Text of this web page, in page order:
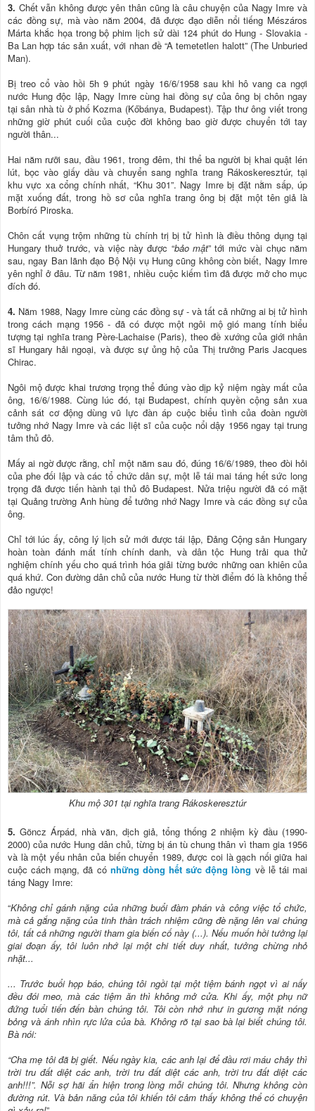
3. Chết vẫn không được yên thân cũng là câu chuyện của Nagy Imre và
các đồng sự, mà vào năm 2004, đã được đạo diễn nổi tiếng Mészáros
Márta khắc họa trong bộ phim lịch sử dài 124 phút do Hung - Slovakia -
Ba Lan hợp tác sản xuất, với nhan đề “A temetetlen halott” (The Unburied
Man).
Bị treo cổ vào hồi 5h 9 phút ngày 16/6/1958 sau khi hô vang ca ngợi
nước Hung độc lập, Nagy Imre cùng hai đồng sự của ông bị chôn ngay
tại sân nhà tù ở phố Kozma (Kőbánya, Budapest). Tập thư ông viết trong
những giờ phút cuối của cuộc đời không bao giờ được chuyển tới tay
người thân...
Hai năm rưỡi sau, đầu 1961, trong đêm, thi thể ba người bị khai quật lén
lút, bọc vào giấy dầu và chuyển sang nghĩa trang Rákoskeresztúr, tại
khu vực xa cổng chính nhất, “Khu 301”. Nagy Imre bị đặt nằm sấp, úp
mặt xuống đất, trong hồ sơ của nghĩa trang ông bị đặt một tên giả là
Borbíró Piroska.
Chôn cất vụng trộm những tù chính trị bị tử hình là điều thông dụng tại
Hungary thuở trước, và việc này được “bảo mật” tới mức vài chục năm
sau, ngay Ban lãnh đạo Bộ Nội vụ Hung cũng không còn biết, Nagy Imre
yên nghỉ ở đâu. Từ năm 1981, nhiều cuộc kiếm tìm đã được mở cho mục
đích đó.
4. Năm 1988, Nagy Imre cùng các đồng sự - và tất cả những ai bị tử hình
trong cách mạng 1956 - đã có được một ngôi mộ gió mang tính biểu
tượng tại nghĩa trang Père-Lachaise (Paris), theo đề xướng của giới nhân
sĩ Hungary hải ngoại, và được sự ủng hộ của Thị trưởng Paris Jacques
Chirac.
Ngôi mộ được khai trương trọng thể đúng vào dịp kỷ niệm ngày mất của
ông, 16/6/1988. Cùng lúc đó, tại Budapest, chính quyền cộng sản xua
cảnh sát cơ động dùng vũ lực đàn áp cuộc biểu tình của đoàn người
tưởng nhớ Nagy Imre và các liệt sĩ của cuộc nổi dậy 1956 ngay tại trung
tâm thủ đô.
Mấy ai ngờ được rằng, chỉ một năm sau đó, đúng 16/6/1989, theo đòi hỏi
của phe đối lập và các tổ chức dân sự, một lễ tái mai táng hết sức long
trọng đã được tiến hành tại thủ đô Budapest. Nửa triệu người đã có mặt
tại Quảng trường Anh hùng để tưởng nhớ Nagy Imre và các đồng sự của
ông.
Chỉ tới lúc ấy, công lý lịch sử mới được tái lập, Đảng Cộng sản Hungary
hoàn toàn đánh mất tính chính danh, và dân tộc Hung trải qua thử
nghiệm chính yếu cho quá trình hóa giải từng bước những oan khiên của
quá khứ. Con đường dân chủ của nước Hung từ thời điểm đó là không thể
đảo ngược!
Khu mộ 301 tại nghĩa trang Rákoskeresztúr
5. Göncz Árpád, nhà văn, dịch giả, tổng thống 2 nhiệm kỳ đầu (1990-
2000) của nước Hung dân chủ, từng bị án tù chung thân vì tham gia 1956
và là một yếu nhân của biến chuyển 1989, được coi là gạch nối giữa hai
cuộc cách mạng, đã có những dòng hết sức động lòng về lễ tái mai
táng Nagy Imre:
“Không chỉ gánh nặng của những buổi đàm phán và công việc tổ chức,
mà cả gắng nặng của tinh thần trách nhiệm cũng đè nặng lên vai chúng
tôi, tất cả những người tham gia biến cố này (...). Nếu muốn hồi tưởng lại
giai đoạn ấy, tôi luôn nhớ lại một chi tiết duy nhất, tưởng chừng nhỏ
nhặt...
... Trước buổi họp báo, chúng tôi ngồi tại một tiệm bánh ngọt vì ai nấy
đều đói meo, mà các tiệm ăn thì không mở cửa. Khi ấy, một phụ nữ
đứng tuổi tiến đến bàn chúng tôi. Tôi còn nhớ như in gương mặt nóng
bỏng và ánh nhìn rực lửa của bà. Không rõ tại sao bà lại biết chúng tôi.
Bà nói:
“Cha mẹ tôi đã bị giết. Nếu ngày kia, các anh lại để đầu rơi máu chảy thì
trời tru đất diệt các anh, trời tru đất diệt các anh, trời tru đất diệt các
anh!!!”. Nỗi sợ hãi ẩn hiện trong lòng mỗi chúng tôi. Nhưng không còn
đường rút. Và bản năng của tôi khiến tôi cảm thấy không thể có chuyện